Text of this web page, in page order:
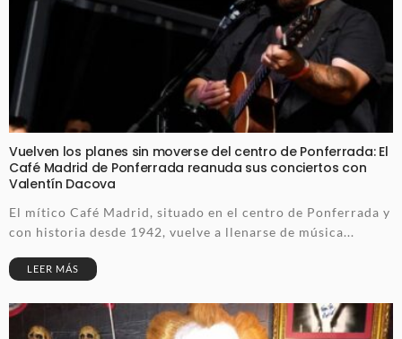
Vuelven los planes sin moverse del centro de Ponferrada: El
Café Madrid de Ponferrada reanuda sus conciertos con
Valentín Dacova
El mítico Café Madrid, situado en el centro de Ponferrada y
con historia desde 1942, vuelve a llenarse de música...
LEER MÁS